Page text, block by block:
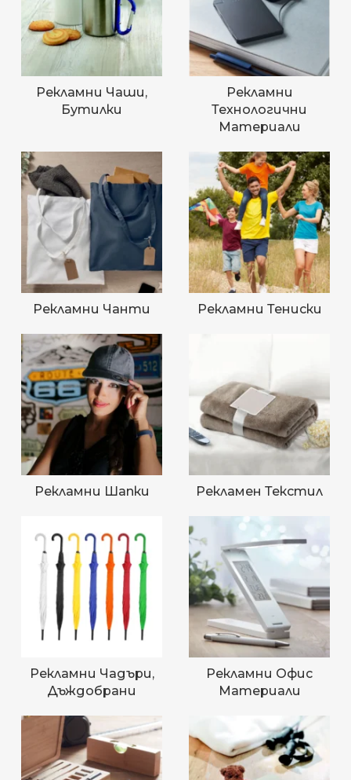
Рекламни Чаши,
Бутилки
Рекламни
Технологични
Материали
Рекламни Чанти Рекламни Тениски
Рекламни Шапки Рекламен Текстил
Рекламни Чадъри,
Дъждобрани
Рекламни Офис
Материали